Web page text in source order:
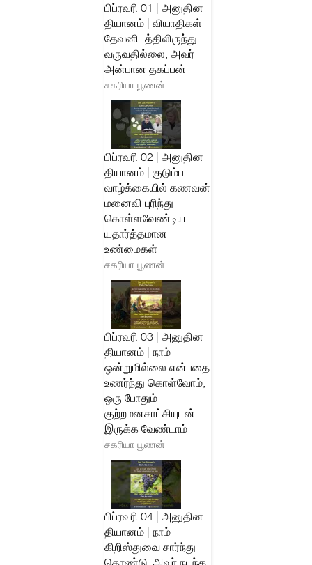
பிப்ரவரி 01 | அனுதின
தியானம் | வியாதிகள்
தேவனிடத்திலிருந்து
வருவதில்லை, அவர்
அன்பான தகப்பன்
சகரியா பூணன்
பிப்ரவரி 02 | அனுதின
தியானம் | குடும்ப
வாழ்க்கையில் கணவன்
மனைவி புரிந்து
கொள்ளவேண்டிய
யதார்த்தமான
உண்மைகள்
சகரியா பூணன்
பிப்ரவரி 03 | அனுதின
தியானம் | நாம்
ஒன்றுமில்லை என்பதை
உணர்ந்து கொள்வோம்,
ஒரு போதும்
குற்றமனசாட்சியுடன்
இருக்க வேண்டாம்
சகரியா பூணன்
பிப்ரவரி 04 | அனுதின
தியானம் | நாம்
கிறிஸ்துவை சார்ந்து
கொண்டு, அவர் நடந்த